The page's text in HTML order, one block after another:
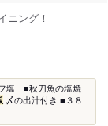
ニング！
塩 ■秋刀魚の塩焼
〆の出汁付き ■３８